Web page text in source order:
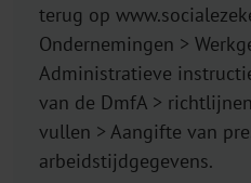
terug op
Ondernemingen >
Administratieve
van de DmfA >
vullen > Aangifte van
arbeidstijdgegevens.